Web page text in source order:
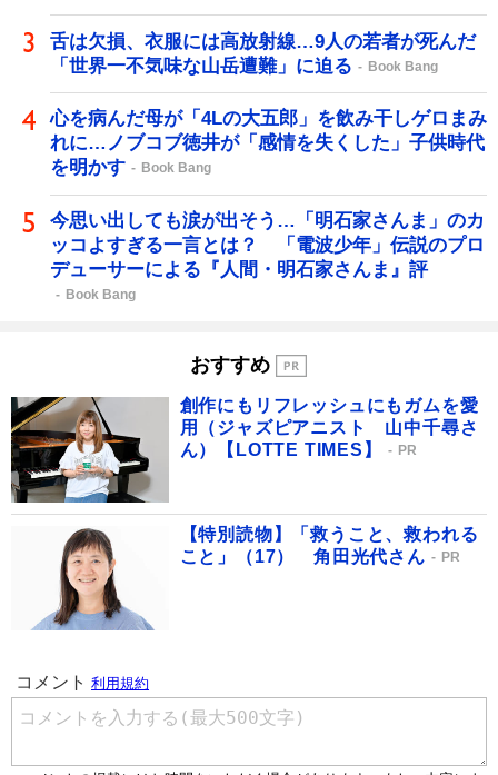
舌は欠損、衣服には高放射線…9人の若者が死んだ
「世界一不気味な山岳遭難」に迫る
Book Bang
心を病んだ母が「4Lの大五郎」を飲み干しゲロまみ
れに…ノブコブ徳井が「感情を失くした」子供時代
を明かす
Book Bang
今思い出しても涙が出そう…「明石家さんま」のカ
ッコよすぎる一言とは？ 「電波少年」伝説のプロ
デューサーによる『人間・明石家さんま』評
Book Bang
おすすめ
創作にもリフレッシュにもガムを愛
用（ジャズピアニスト 山中千尋さ
ん）【LOTTE TIMES】
PR
【特別読物】「救うこと、救われる
こと」（17） 角田光代さん
PR